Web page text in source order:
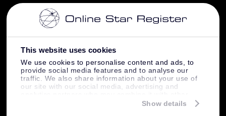
This website uses cookies
We use cookies to personalise content and ads, to
provide social media features and to analyse our
traffic. We also share information about your use of
our site with our social media, advertising and
information that you’ve provided to them or that
Show details